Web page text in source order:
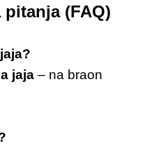
(FAQ)
jaja – na braon